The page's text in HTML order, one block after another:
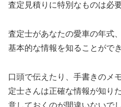
査定見積りに特別なものは必
査定士があなたの愛車の年式
基本的な情報を知ることがで
口頭で伝えたり、手書きのメ
定士さんは正確な情報が知り
意しておくのが間違いないでし